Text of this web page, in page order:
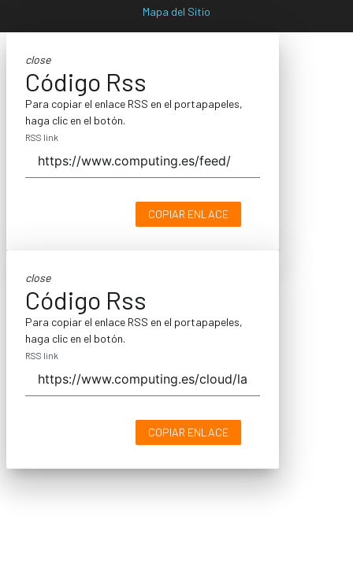
Mapa del Sitio
close
Código Rss
Para copiar el enlace RSS en el portapapeles,
haga clic en el botón.
RSS link
COPIAR ENLACE
close
Código Rss
Para copiar el enlace RSS en el portapapeles,
haga clic en el botón.
RSS link
COPIAR ENLACE